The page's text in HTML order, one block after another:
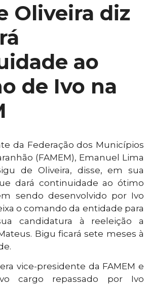
Oliveira diz
ao
de Ivo na
da Federação dos Municípios
(FAMEM), Emanuel Lima
de Oliveira, disse, em sua
dará continuidade ao ótimo
sendo desenvolvido por Ivo
o comando da entidade para
candidatura à reeleição a
Bigu ficará sete meses à
vice-presidente da FAMEM e
cargo repassado por Ivo